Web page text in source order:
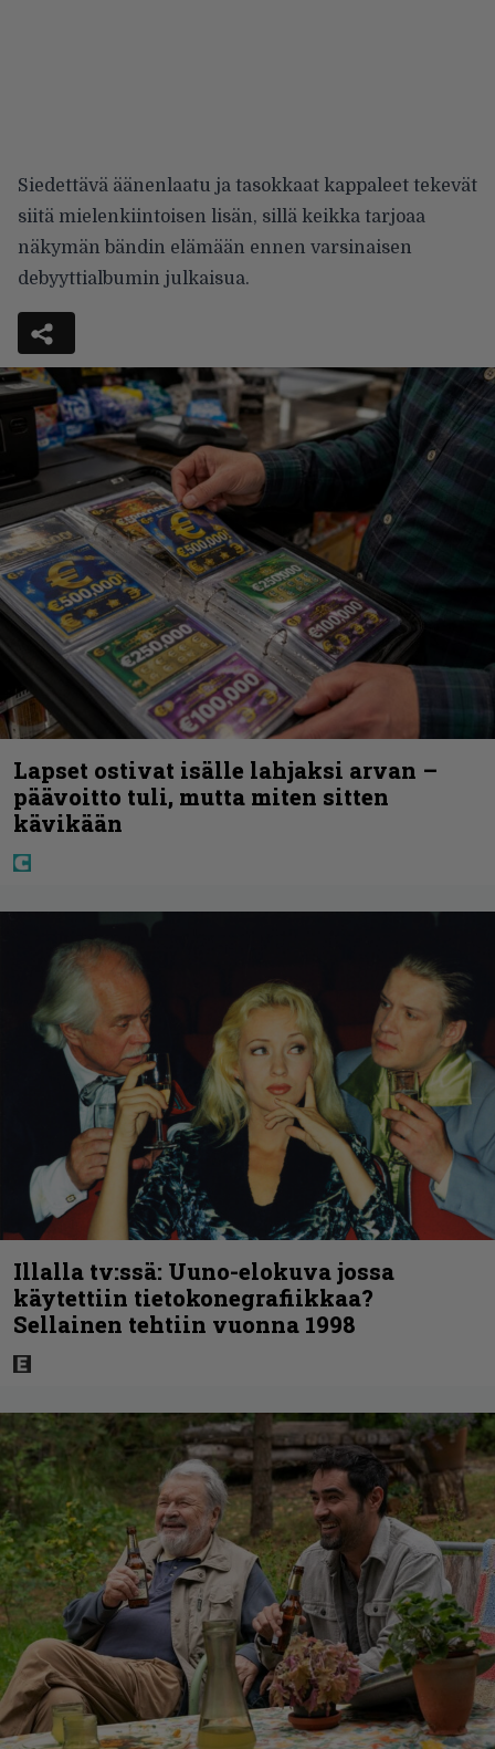
Siedettävä äänenlaatu ja tasokkaat kappaleet tekevät
siitä mielenkiintoisen lisän, sillä keikka tarjoaa
näkymän bändin elämään ennen varsinaisen
debyyttialbumin julkaisua.
Lapset ostivat isälle lahjaksi arvan –
päävoitto tuli, mutta miten sitten
kävikään
Illalla tv:ssä: Uuno-elokuva jossa
käytettiin tietokonegrafiikkaa?
Sellainen tehtiin vuonna 1998